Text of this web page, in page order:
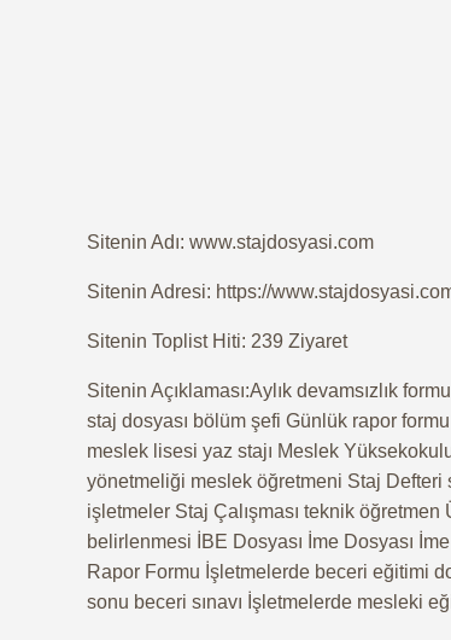
Sitenin Adı: www.stajdosyasi.com
Sitenin Adresi: https://
Sitenin Toplist Hiti: 239 Ziyaret
Sitenin Açıklaması:Aylık devamsızlık
staj dosyası bölüm şefi Günlük rapor
meslek lisesi yaz stajı Meslek
yönetmeliği meslek öğretmeni Staj Defteri
işletmeler Staj Çalışması teknik
belirlenmesi İBE Dosyası İme Dosyası
Rapor Formu İşletmelerde beceri eğitimi
sonu beceri sınavı İşletmelerde mesleki